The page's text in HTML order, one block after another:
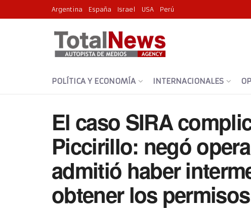
Argentina España Israel USA Perú
POLÍTICA Y ECONOMÍA INTERNACIONALES
El caso SIRA
Piccirillo: negó
admitió haber
obtener los